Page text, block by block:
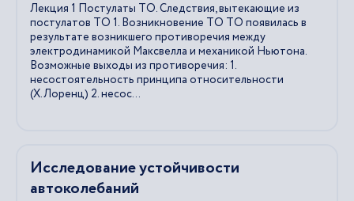
Лекция 1 Постулаты ТО. Следствия, вытекающие из
постулатов ТО 1. Возникновение ТО ТО появилась в
результате возникшего противоречия между
электродинамикой Максвелла и механикой Ньютона.
Возможные выходы из противоречия: 1.
несостоятельность принципа относительности
(Х.Лоренц) 2. несос...
Исследование устойчивости
автоколебаний